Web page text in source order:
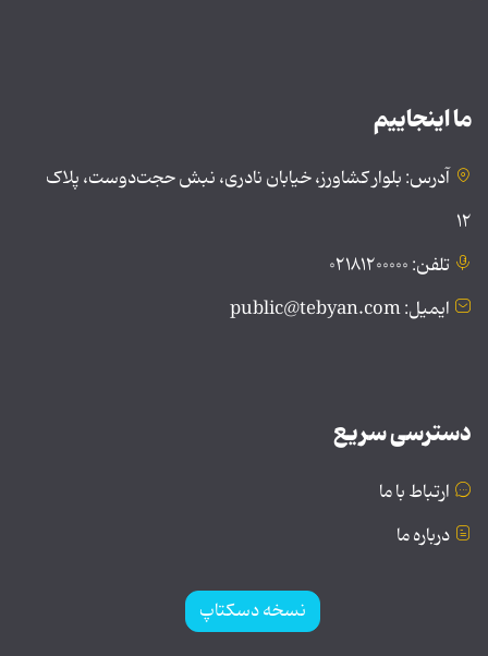
ما اینجاییم
آدرس: بلوار کشاورز، خیابان نادری، نبش حجت‌دوست، پلاک
۱۲
تلفن: ۰۲۱۸۱۲۰۰۰۰۰
ایمیل: public@tebyan.com
دسترسی سریع
ارتباط با ما
درباره ما
نسخه دسکتاپ